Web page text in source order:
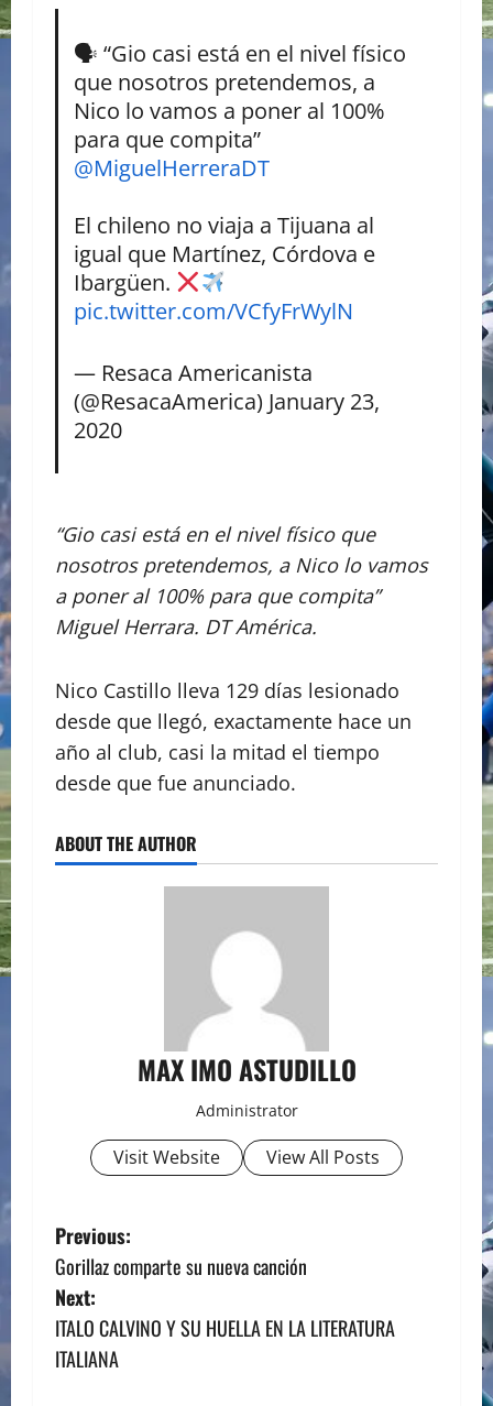
🗣 “Gio casi está en el nivel físico
que nosotros pretendemos, a
Nico lo vamos a poner al 100%
para que compita”
@MiguelHerreraDT
El chileno no viaja a Tijuana al
igual que Martínez, Córdova e
Ibargüen.
pic.twitter.com/VCfyFrWylN
— Resaca Americanista
(@ResacaAmerica) January 23,
2020
“Gio casi está en el nivel físico que
nosotros pretendemos, a Nico lo vamos
a poner al 100% para que compita”
Miguel Herrara. DT América.
Nico Castillo lleva 129 días lesionado
desde que llegó, exactamente hace un
año al club, casi la mitad el tiempo
desde que fue anunciado.
ABOUT THE AUTHOR
MAX IMO ASTUDILLO
Administrator
Visit Website View All Posts
P
o
s
t
Previous:
Gorillaz comparte su nueva canción
Next:
ITALO CALVINO Y SU HUELLA EN LA LITERATURA
ITALIANA